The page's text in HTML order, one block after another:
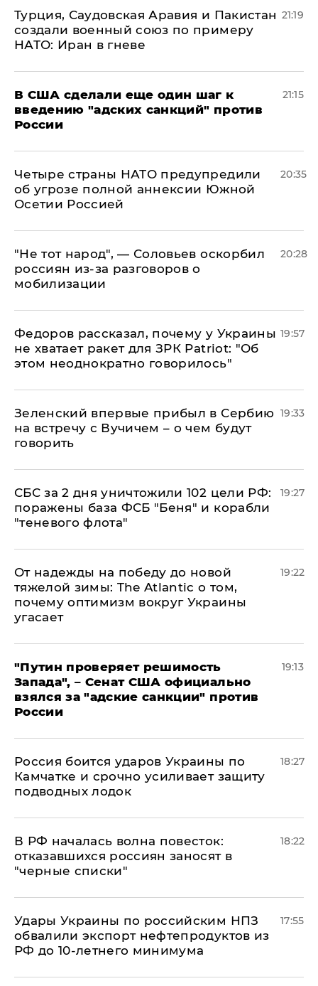
Турция, Саудовская Аравия и Пакистан
создали военный союз по примеру
НАТО: Иран в гневе
21:19
В США сделали еще один шаг к
введению "адских санкций" против
России
21:15
Четыре страны НАТО предупредили
об угрозе полной аннексии Южной
Осетии Россией
20:35
​"Не тот народ", — Соловьев оскорбил
россиян из-за разговоров о
мобилизации
20:28
Федоров рассказал, почему у Украины
не хватает ракет для ЗРК Patriot: "Об
этом неоднократно говорилось"
19:57
Зеленский впервые прибыл в Сербию
на встречу с Вучичем – о чем будут
говорить
19:33
СБС за 2 дня уничтожили 102 цели РФ:
поражены база ФСБ "Беня" и корабли
"теневого флота"
19:27
От надежды на победу до новой
тяжелой зимы: The Atlantic о том,
почему оптимизм вокруг Украины
угасает
19:22
"Путин проверяет решимость
Запада", – Сенат США официально
взялся за "адские санкции" против
России
19:13
Россия боится ударов Украины по
Камчатке и срочно усиливает защиту
подводных лодок
18:27
​В РФ началась волна повесток:
отказавшихся россиян заносят в
"черные списки"
18:22
Удары Украины по российским НПЗ
обвалили экспорт нефтепродуктов из
РФ до 10-летнего минимума
17:55